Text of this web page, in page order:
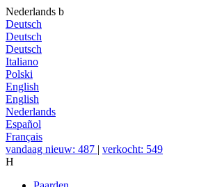
Nederlands b
Deutsch
Deutsch
Deutsch
Italiano
Polski
English
English
Nederlands
Español
Français
vandaag nieuw: 487 | verkocht: 549
H